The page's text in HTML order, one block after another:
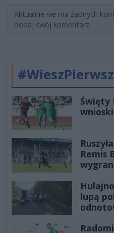
Aktualnie nie ma żadnych
dodaj swój komentarz.
Święty
Remis
lupą